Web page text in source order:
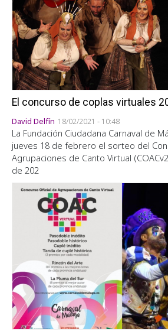
El concurso de coplas virtuales
David Delfín 18/02/2021 - 10:48
La Fundación Ciudadana Carnaval de
jueves 18 de febrero el sorteo del
Agrupaciones de Canto Virtual
de 202